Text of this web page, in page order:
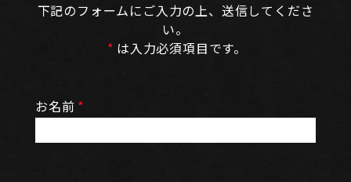
下記のフォームにご入力の上、送信してくださ
い。
* は入力必須項目です。
お名前 *